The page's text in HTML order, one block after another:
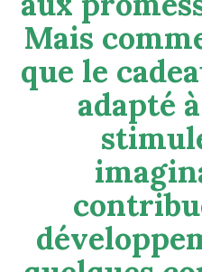
Mais
que le
adapté